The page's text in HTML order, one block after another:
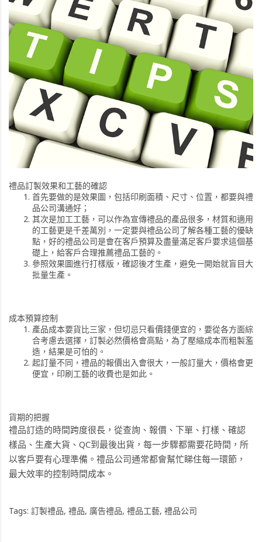
禮品訂製效果和工藝的確認
首先要做的是效果圖，包括印刷面積、尺寸、位置，都要與禮
品公司溝通好；
其次是加工工藝，可以作為宣傳禮品的產品很多，材質和適用
的工藝更是千差萬別，一定要與禮品公司了解各種工藝的優缺
點，好的禮品公司是會在客戶預算及盡量滿足客戶要求這個基
礎上，給客戶合理推薦禮品工藝的。
參照效果圖進行打樣版，確認後才生產，避免一開始就盲目大
批量生產。
成本預算控制
產品成本要貨比三家，但切忌只看價錢便宜的，要從各方面綜
合考慮去選擇，訂製必然價格會高點，為了壓縮成本而粗製濫
造，結果是可怕的。
起訂量不同，禮品的報價出入會很大，一般訂量大，價格會更
便宜，印刷工藝的收費也是如此。
貨期的把握
禮品訂造的時間跨度很長，從查詢、報價、下單、打樣、確認
樣品、生產大貨、QC到最後出貨，每一步驟都需要花時間，所
以客戶要有心理準備。禮品公司通常都會幫忙睇住每一環節，
最大效率的控制時間成本。
Tags: 訂製禮品, 禮品, 廣告禮品, 禮品工藝, 禮品公司